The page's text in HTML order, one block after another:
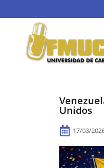
Unidos
17/03/